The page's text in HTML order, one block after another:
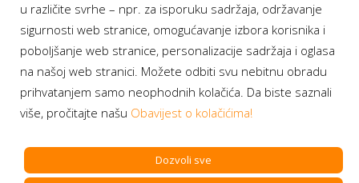
Program lojalnosti
Bonus plus
Prijava za newsletter
u različite svrhe – npr. za isporuku sadržaja, održavanje
sigurnosti web stranice, omogućavanje izbora korisnika i
poboljšanje web stranice, personalizacije sadržaja i oglasa
na našoj web stranici. Možete odbiti svu nebitnu obradu
prihvatanjem samo neophodnih kolačića. Da biste saznali
više, pročitajte našu Obavijest o kolačićima!
Dozvoli sve